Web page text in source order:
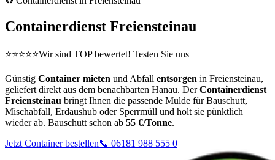
Containerdienst Freiensteinau
⭐⭐⭐⭐⭐Wir sind TOP bewertet! Testen Sie uns
Günstig Container mieten und Abfall entsorgen in Freiensteinau,
geliefert direkt aus dem benachbarten Hanau. DerContainerdienst
Freiensteinau bringt Ihnen die passende Mulde für Bauschutt,
Mischabfall, Erdaushub oder Sperrmüll und holt sie pünktlich
wieder ab. Bauschutt schon ab 55 €/Tonne.
Jetzt Container bestellen📞 06181 988 555 0